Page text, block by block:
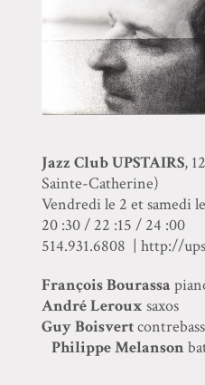
Jazz Club UPSTAIRS,
Sainte-Catherine)
Vendredi le 2 et samedi
20 :30 / 22 :15 / 24 :00
514.931.6808 | http://
François Bourassa
André Leroux saxos
Guy Boisvert
Philippe Melanson